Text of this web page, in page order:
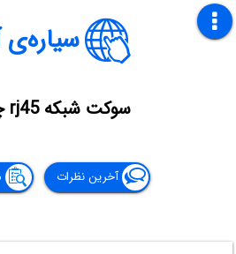
سوکت شبکه rj45 چیست؟
آخرین نظرات